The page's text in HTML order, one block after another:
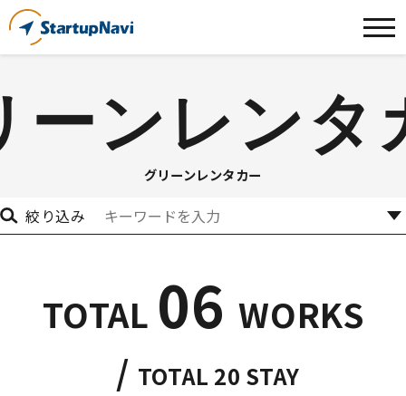
ーンレンタ
グリーンレンタカー
絞り込み
TOTAL 06WORKS
/ TOTAL 20 STAY